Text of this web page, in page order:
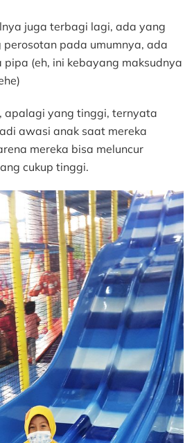
juga terbagi lagi, ada yang
pada umumnya, ada
(eh, ini kebayang maksudnya
apalagi yang tinggi, ternyata
awasi anak saat mereka
mereka bisa meluncur
cukup tinggi.